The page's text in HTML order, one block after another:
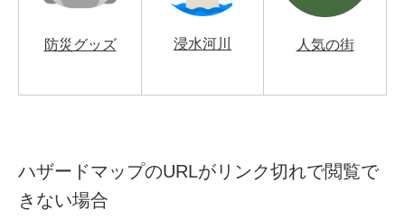
防災グッズ 浸水河川 人気の街
ハザードマップのURLがリンク切れで閲覧で
きない場合